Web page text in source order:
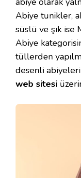
Abiye tunikler,
süslü ve şık ise
Abiye
tüllerden
desenli
web sitesi